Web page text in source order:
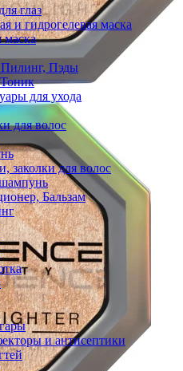
глаз
и гидрогелевая маска
маска
Пэды
для ухода
для волос
заколки для волос
Бальзам
и антисептики